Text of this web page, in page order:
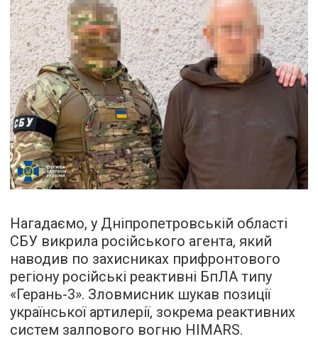
Нагадаємо, у Дніпропетровській області
СБУ викрила російського агента, який
наводив по захисниках прифронтового
регіону російські реактивні БпЛА типу
«Герань-3». Зловмисник шукав позиції
української артилерії, зокрема реактивних
систем залпового вогню HIMARS.